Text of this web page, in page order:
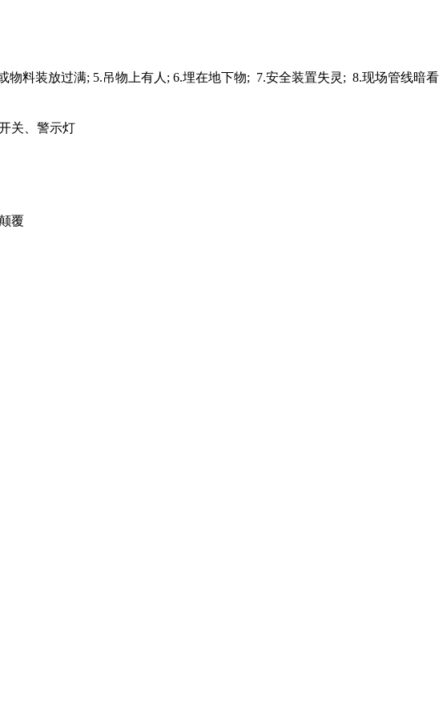
物料装放过满; 5.吊物上有人; 6.埋在地下物; 7.安全装置失灵; 8.现场管线暗看
关、警示灯
覆